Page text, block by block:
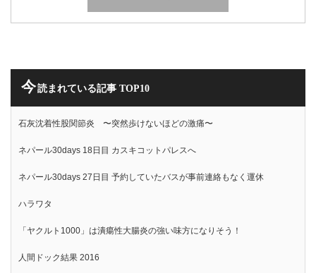
今読まれている記事 TOP10
石灰沈着性股関節炎 〜突然歩けないほどの激痛〜
ネパール30days 18日目 カスキコットパレスへ
ネパール30days 27日目 予約していたバスが事前連絡もなく運休
ハラワタ
「ヤクルト1000」は潰瘍性大腸炎の強い味方になりそう！
人間ドック結果 2016